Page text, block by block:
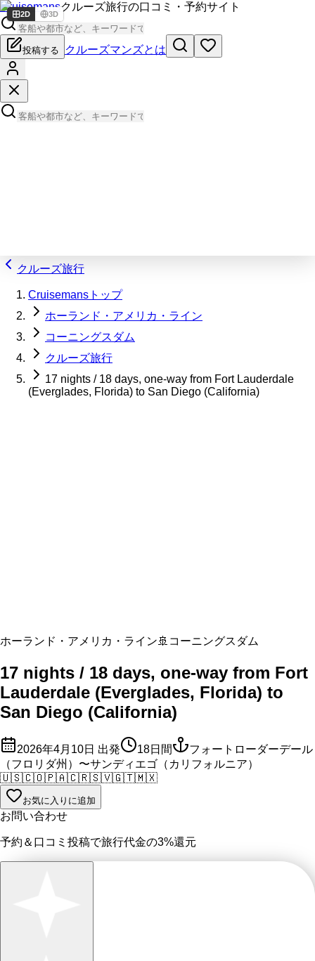
Cruisemansクルーズ旅行の口コミ・予約サイト
投稿する クルーズマンズとは
クルーズ旅行
Cruisemansトップ
ホーランド・アメリカ・ライン
コーニングスダム
クルーズ旅行
17 nights / 18 days, one-way from Fort Lauderdale
(Everglades, Florida) to San Diego (California)
2D 3D
ホーランド・アメリカ・ライン 🚢 コーニングスダム
17 nights / 18 days, one-way from Fort
Lauderdale (Everglades, Florida) to
San Diego (California)
2026年4月10日 出発 18日間
フォートローダーデール
（フロリダ州）〜サンディエゴ（カリフォルニア）
🇺🇸🇨🇴🇵🇦🇨🇷🇸🇻🇬🇹🇲🇽
お気に入りに追加
お問い合わせ
予約＆口コミ投稿で旅行代金の3%還元